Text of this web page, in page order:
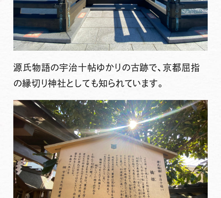
源氏物語の宇治十帖ゆかりの古跡で、京都屈指
の縁切り神社としても知られています。